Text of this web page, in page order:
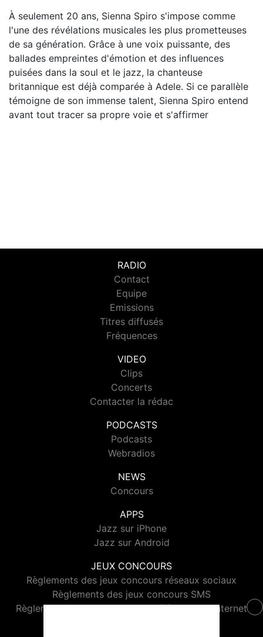
À seulement 20 ans, Sienna Spiro s'impose comme
l'une des révélations musicales les plus prometteuses
de sa génération. Grâce à une voix puissante, des
ballades empreintes d'émotion et des influences
puisées dans la soul et le jazz, la chanteuse
britannique est déjà comparée à Adele. Si ce parallèle
témoigne de son immense talent, Sienna Spiro entend
avant tout tracer sa propre voie et s'affirmer
RADIO
Contact
Equipe
Emissions
Titres diffusés
Fréquences
VIDEO
Clips
Concerts
Contacter la rédac
PODCASTS
Podcasts
Webradios
NEWS
Concours
APPS
Jazz sur iPhone
Jazz sur Android
JEUX CONCOURS
Règlements des jeux concours réseaux sociaux
Règlements des jeux concours SMS
Règlements des jeux concours téléphone et internet